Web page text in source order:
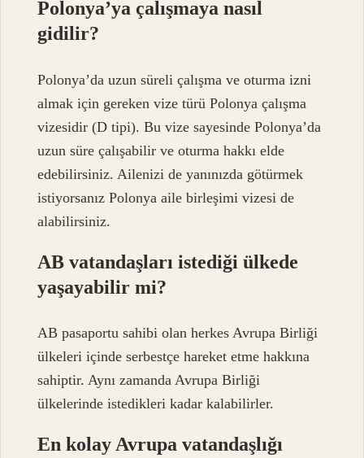
Polonya’ya çalışmaya nasıl
gidilir?
Polonya’da uzun süreli çalışma ve oturma izni
almak için gereken vize türü Polonya çalışma
vizesidir (D tipi). Bu vize sayesinde Polonya’da
uzun süre çalışabilir ve oturma hakkı elde
edebilirsiniz. Ailenizi de yanınızda götürmek
istiyorsanız Polonya aile birleşimi vizesi de
alabilirsiniz.
AB vatandaşları istediği ülkede
yaşayabilir mi?
AB pasaportu sahibi olan herkes Avrupa Birliği
ülkeleri içinde serbestçe hareket etme hakkına
sahiptir. Aynı zamanda Avrupa Birliği
ülkelerinde istedikleri kadar kalabilirler.
En kolay Avrupa vatandaşlığı